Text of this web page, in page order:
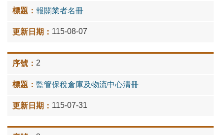
報關業者名冊
115-08-07
2
監管保稅倉庫及物流中心清冊
115-07-31